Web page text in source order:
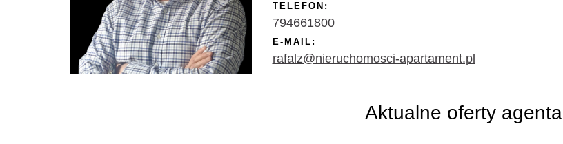
TELEFON:
794661800
E-MAIL:
rafalz@nieruchomosci-apartament.pl
Aktualne oferty agenta